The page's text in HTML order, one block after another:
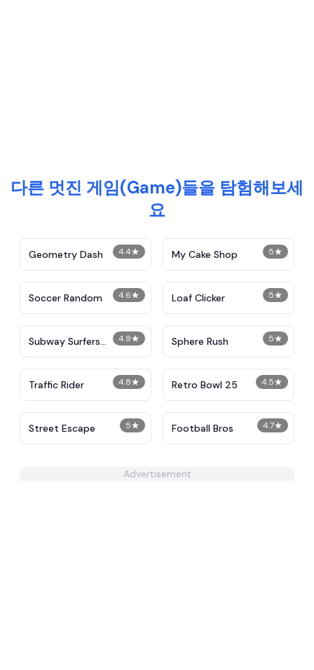
다른 멋진 게임(Game)들을 탐험해보세
요
4.4★
Geometry Dash 5★
My Cake Shop
4.6★
Soccer Random 5★
Loaf Clicker
4.9★
Subway Surfers
Unblocked
5★
Sphere Rush
4.8★
Traffic Rider 4.5★
Retro Bowl 25
5★
Street Escape 4.7★
Football Bros
Advertisement